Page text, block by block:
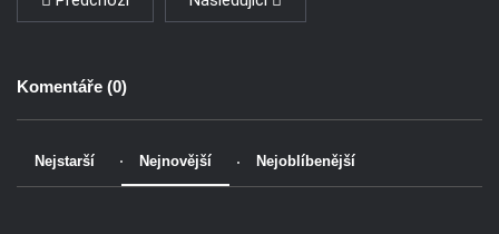
Komentáře (0)
Nejstarší Nejnovější Nejoblíbenější